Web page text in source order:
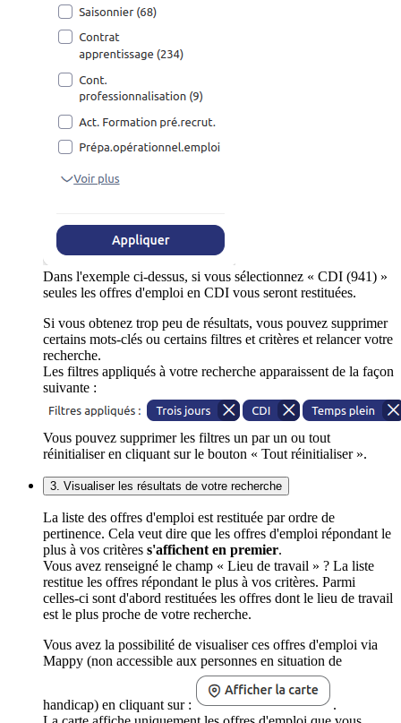
Dans l'exemple ci-dessus, si vous sélectionnez « CDI (941) »
seules les offres d'emploi en CDI vous seront restituées.
Si vous obtenez trop peu de résultats, vous pouvez supprimer
certains mots-clés ou certains filtres et critères et relancer votre
recherche.
Les filtres appliqués à votre recherche apparaissent de la façon
suivante :
Vous pouvez supprimer les filtres un par un ou tout
réinitialiser en cliquant sur le bouton « Tout réinitialiser ».
3. Visualiser les résultats de votre recherche
La liste des offres d'emploi est restituée par ordre de
pertinence. Cela veut dire que les offres d'emploi répondant le
plus à vos critères s'affichent en premier.
Vous avez renseigné le champ « Lieu de travail » ? La liste
restitue les offres répondant le plus à vos critères. Parmi
celles-ci sont d'abord restituées les offres dont le lieu de travail
est le plus proche de votre recherche.
Vous avez la possibilité de visualiser ces offres d'emploi via
Mappy (non accessible aux personnes en situation de
handicap) en cliquant sur :
.